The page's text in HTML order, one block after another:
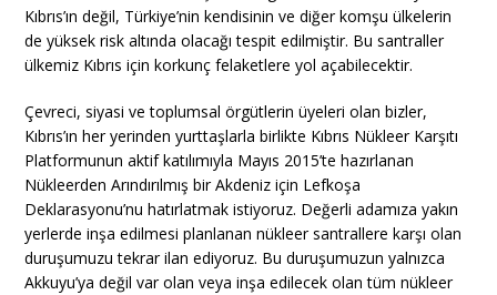
Kıbrıs’ın değil, Türkiye’nin kendisinin ve diğer komşu ülkelerin
de yüksek risk altında olacağı tespit edilmiştir. Bu santraller
ülkemiz Kıbrıs için korkunç felaketlere yol açabilecektir.
Çevreci, siyasi ve toplumsal örgütlerin üyeleri olan bizler,
Kıbrıs’ın her yerinden yurttaşlarla birlikte Kıbrıs Nükleer Karşıtı
Platformunun aktif katılımıyla Mayıs 2015’te hazırlanan
Nükleerden Arındırılmış bir Akdeniz için Lefkoşa
Deklarasyonu’nu hatırlatmak istiyoruz. Değerli adamıza yakın
yerlerde inşa edilmesi planlanan nükleer santrallere karşı olan
duruşumuzu tekrar ilan ediyoruz. Bu duruşumuzun yalnızca
Akkuyu’ya değil var olan veya inşa edilecek olan tüm nükleer